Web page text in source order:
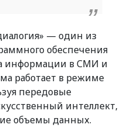
— один из
обеспечения
информации в СМИ и
работает в режиме
передовые
интеллект,
объемы данных.